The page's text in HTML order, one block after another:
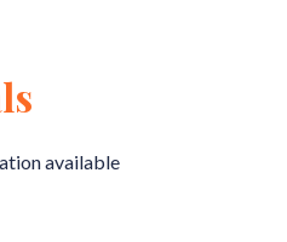
available